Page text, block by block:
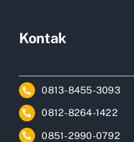
Kontak
0813-8455-3093
0812-8264-1422
0851-2990-0792